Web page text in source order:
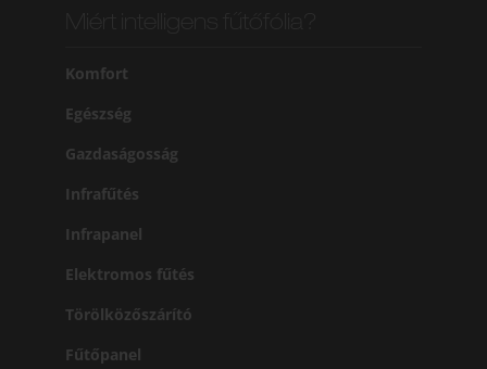
Komfort
Egészség
Gazdaságosság
Infrafűtés
Infrapanel
Elektromos fűtés
Törölközőszárító
Fűtőpanel